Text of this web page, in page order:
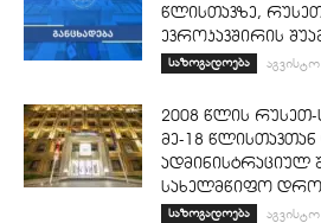
წლისთავზე,
ევროკავშირის
საზოგადოება
2008 წლის
მე-18 წლისთავთან
ადმინისტრაციულ
სახელმწიფო
საზოგადოება